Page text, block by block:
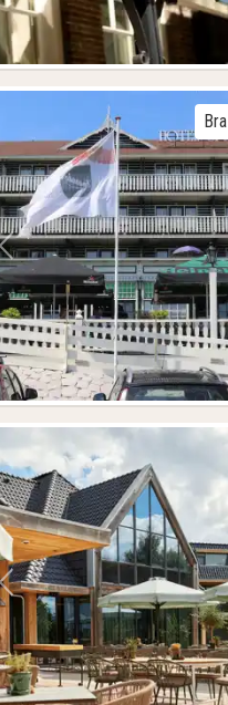
Föregående bild
Bra
Föregående bild
(3)